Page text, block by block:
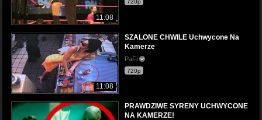
11:08
720p
11:08
SZALONE CHWILE Uchwycone Na
Kamerze
PaFi
720p
PRAWDZIWE SYRENY UCHWYCONE
NA KAMERZE!